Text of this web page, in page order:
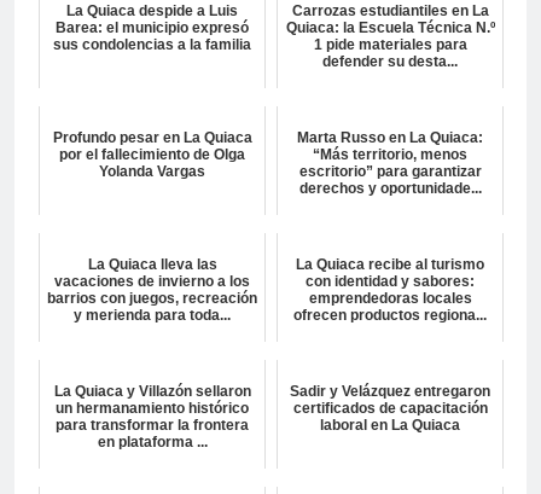
La Quiaca despide a Luis
Barea: el municipio expresó
sus condolencias a la familia
Carrozas estudiantiles en La
Quiaca: la Escuela Técnica N.º
1 pide materiales para
defender su desta...
Profundo pesar en La Quiaca
por el fallecimiento de Olga
Yolanda Vargas
Marta Russo en La Quiaca:
“Más territorio, menos
escritorio” para garantizar
derechos y oportunidade...
La Quiaca lleva las
vacaciones de invierno a los
barrios con juegos, recreación
y merienda para toda...
La Quiaca recibe al turismo
con identidad y sabores:
emprendedoras locales
ofrecen productos regiona...
La Quiaca y Villazón sellaron
un hermanamiento histórico
para transformar la frontera
en plataforma ...
Sadir y Velázquez entregaron
certificados de capacitación
laboral en La Quiaca